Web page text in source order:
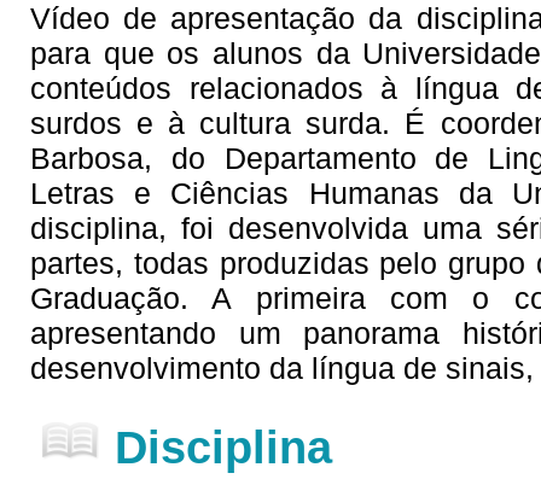
Vídeo de apresentação da
para que os alunos da
conteúdos relacionados à língua
surdos e à cultura surda. É
Barbosa, do Departamento de
Letras e Ciências Humanas da
disciplina, foi desenvolvida uma
partes, todas produzidas pelo
Graduação. A primeira com o
apresentando um panorama
desenvolvimento da língua de
Disciplina